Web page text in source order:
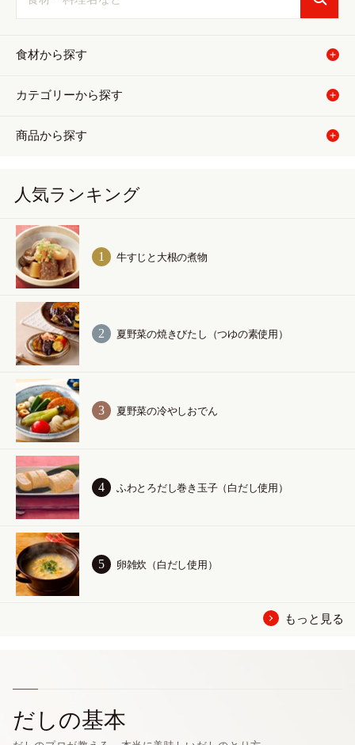
食材から探す
カテゴリーから探す
商品から探す
人気ランキング
牛すじと大根の煮物
夏野菜の焼きびたし（つゆの素使用）
夏野菜の冷やしおでん
ふわとろだし巻き玉子（白だし使用）
卵雑炊（白だし使用）
もっと見る
だしの基本